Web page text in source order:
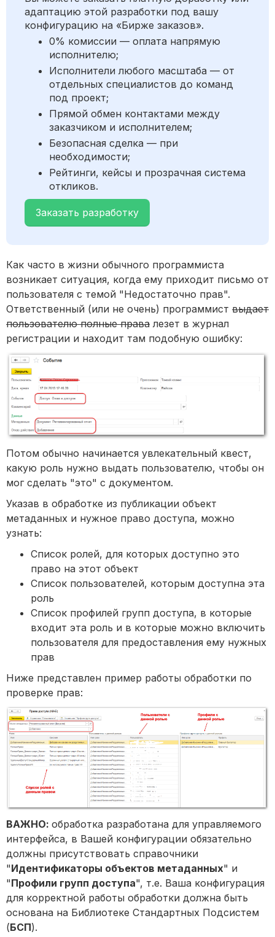
адаптацию этой разработки под вашу
конфигурацию на «Бирже заказов».
0% комиссии — оплата напрямую
исполнителю;
Исполнители любого масштаба — от
отдельных специалистов до команд
под проект;
Прямой обмен контактами между
заказчиком и исполнителем;
Безопасная сделка — при
необходимости;
Рейтинги, кейсы и прозрачная система
откликов.
Заказать разработку
Как часто в жизни обычного программиста
возникает ситуация, когда ему приходит письмо от
пользователя с темой "Недостаточно прав".
Ответственный (или не очень) программист выдает
пользователю полные права лезет в журнал
регистрации и находит там подобную ошибку:
Потом обычно начинается увлекательный квест,
какую роль нужно выдать пользователю, чтобы он
мог сделать "это" с документом.
Указав в обработке из публикации объект
метаданных и нужное право доступа, можно
узнать:
Список ролей, для которых доступно это
право на этот объект
Список пользователей, которым доступна эта
роль
Список профилей групп доступа, в которые
входит эта роль и в которые можно включить
пользователя для предоставления ему нужных
прав
Ниже представлен пример работы обработки по
проверке прав:
ВАЖНО: обработка разработана для управляемого
интерфейса, в Вашей конфигурации обязательно
должны присутствовать справочники
"Идентификаторы объектов метаданных" и
"Профили групп доступа", т.е. Ваша конфигурация
для корректной работы обработки должна быть
основана на Библиотеке Стандартных Подсистем
(БСП).